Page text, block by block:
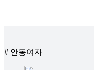
# 안동여자